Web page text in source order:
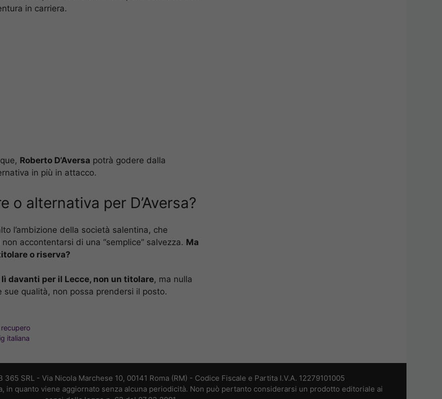
in carriera.
Roberto D’Aversa potrà godere dalla
in più in attacco.
o alternativa per D’Aversa?
l’ambizione della società salentina, che
accontentarsi di una “semplice” salvezza. Ma
o riserva?
davanti per il Lecce, non un titolare, ma nulla
qualità, non possa prendersi il posto.
italiana
SRL - Via Nicola Marchese 10, 00141 Roma (RM) - Codice Fiscale e Partita I.V.A. 12279101005
in quanto viene aggiornato senza alcuna periodicità. Non può pertanto considerarsi un prodotto editoriale ai